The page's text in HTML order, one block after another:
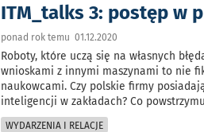
ITM_talks 3: postęp w
ponad rok temu 01.12.2020
Roboty, które uczą się na własnych
wnioskami z innymi maszynami to nie
naukowcami. Czy polskie firmy
inteligencji w zakładach? Co
WYDARZENIA I RELACJE